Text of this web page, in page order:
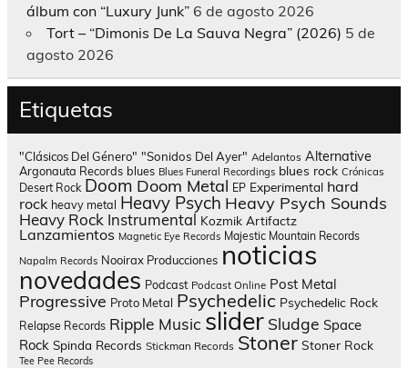
álbum con “Luxury Junk” 6 de agosto 2026
Tort – “Dimonis De La Sauva Negra” (2026) 5 de
agosto 2026
Etiquetas
"Clásicos Del Género" "Sonidos Del Ayer" Adelantos Alternative
Argonauta Records blues Blues Funeral Recordings blues rock Crónicas
Desert Rock Doom Doom Metal EP Experimental hard
rock heavy metal Heavy Psych Heavy Psych Sounds
Heavy Rock Instrumental Kozmik Artifactz
Lanzamientos Magnetic Eye Records Majestic Mountain Records
Napalm Records Nooirax Producciones noticias
novedades Podcast Podcast Online Post Metal
Progressive Proto Metal Psychedelic Psychedelic Rock
Relapse Records Ripple Music slider Sludge Space
Rock Spinda Records Stickman Records Stoner Stoner Rock
Tee Pee Records